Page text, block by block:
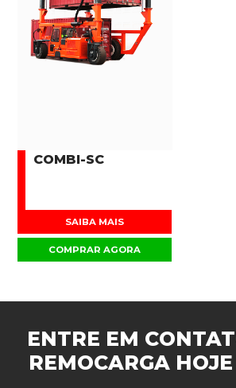
COMBI-SC
SAIBA MAIS
COMPRAR AGORA
ENTRE EM
REMOCARGA